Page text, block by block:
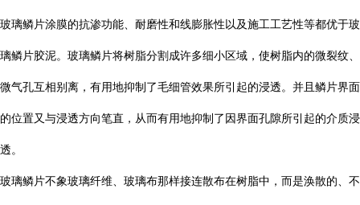
玻璃鳞片涂膜的抗渗功能、耐磨性和线膨胀性以及施工工艺性等都优于玻
璃鳞片胶泥。玻璃鳞片将树脂分割成许多细小区域，使树脂内的微裂纹、
微气孔互相别离，有用地抑制了毛细管效果所引起的浸透。并且鳞片界面
的位置又与浸透方向笔直，从而有用地抑制了因界面孔隙所引起的介质浸
透。
玻璃鳞片不象玻璃纤维、玻璃布那样接连散布在树脂中，而是涣散的、不